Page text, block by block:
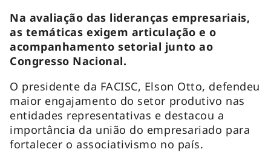
Na avaliação das lideranças empresariais,
as temáticas exigem articulação e o
acompanhamento setorial junto ao
Congresso Nacional.
O presidente da FACISC, Elson Otto, defendeu
maior engajamento do setor produtivo nas
entidades representativas e destacou a
importância da união do empresariado para
fortalecer o associativismo no país.